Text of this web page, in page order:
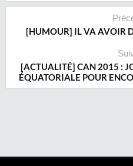
[HUMOUR] IL VA AVOIR
[ACTUALITÉ] CAN 2015 :
ÉQUATORIALE POUR